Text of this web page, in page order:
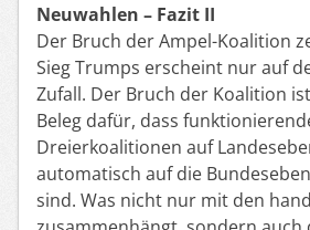
Neuwahlen – Fazit II
Der Bruch der Ampel-Koalition
Sieg Trumps erscheint nur auf
Zufall. Der Bruch der Koalition
Beleg dafür, dass
Dreierkoalitionen auf
automatisch auf die
sind. Was nicht nur mit den